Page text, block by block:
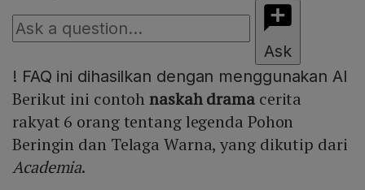
Ask
! FAQ ini dihasilkan dengan menggunakan AI
Berikut ini contohnaskah dramacerita
rakyat 6 orang tentang legenda Pohon
Beringin dan Telaga Warna, yang dikutip dari
Academia.